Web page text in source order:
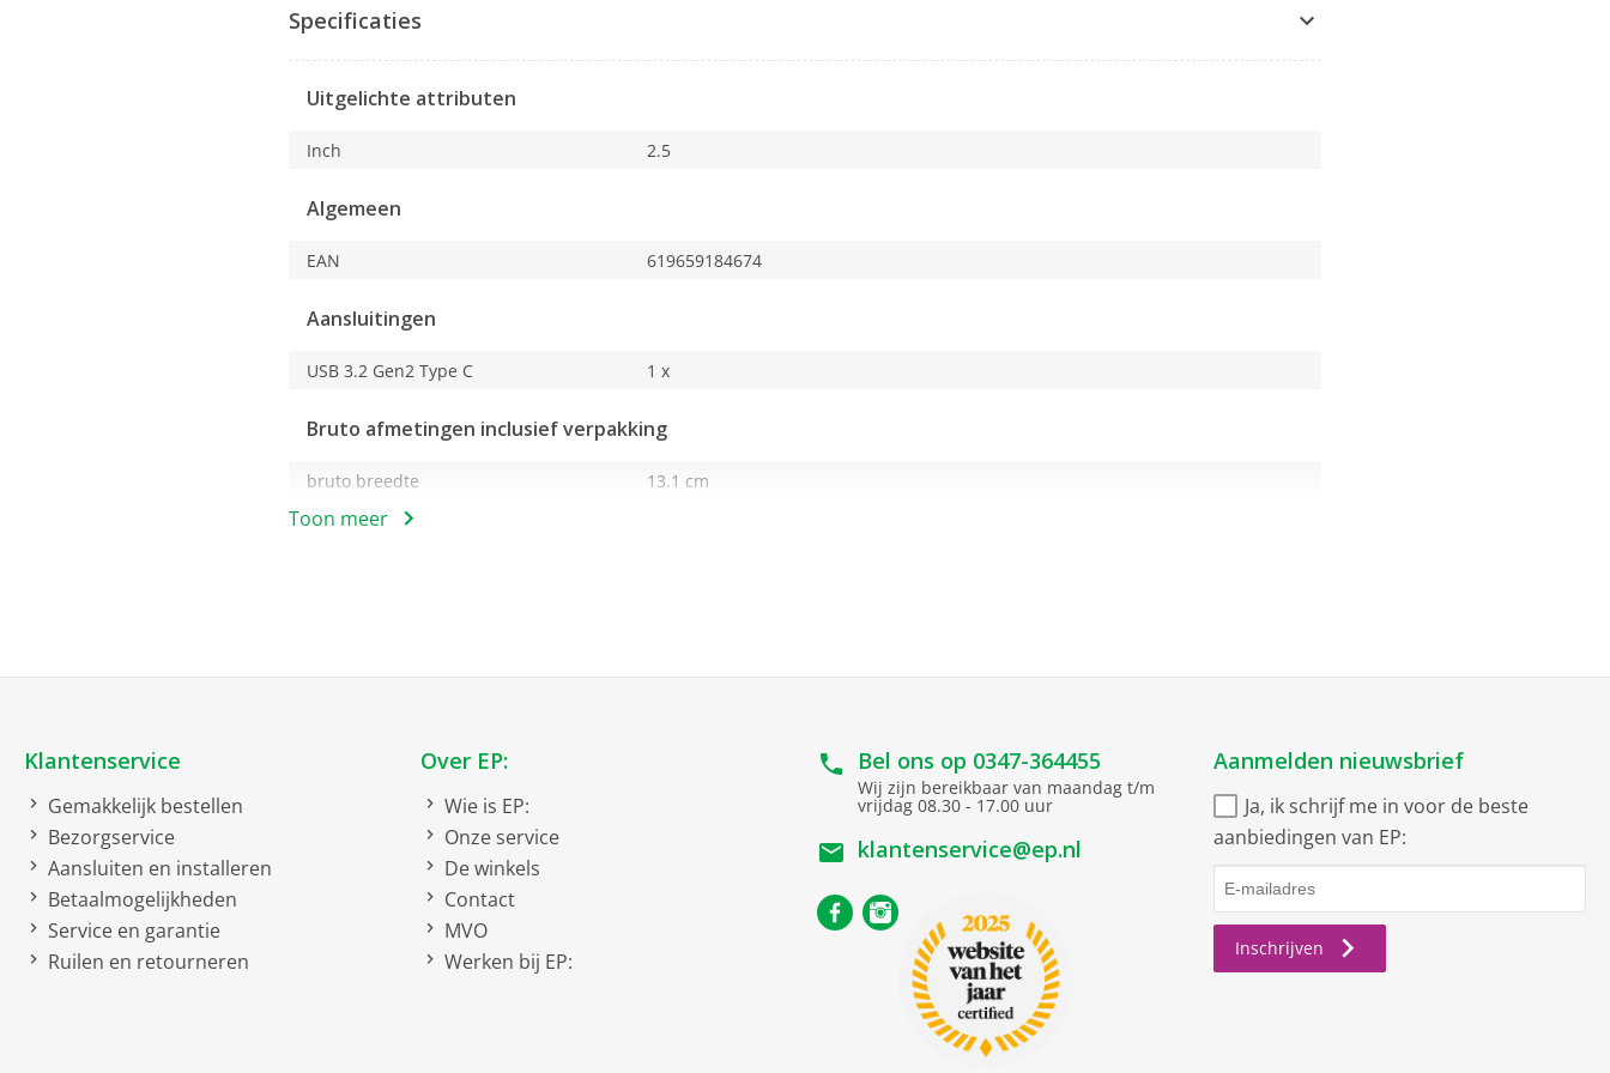
actie
opent
u
modaal
Specificaties
Uitgelichte attributen
Inch 2.5
Algemeen
EAN 619659184674
Aansluitingen
USB 3.2 Gen2 Type C 1 x
Bruto afmetingen inclusief verpakking
bruto breedte
13.1 cm
bruto hoogte
Toon meer
Klantenservice
Gemakkelijk bestellen
Bezorgservice
Aansluiten en installeren
Betaalmogelijkheden
Service en garantie
Ruilen en retourneren
Over EP:
Wie is EP:
Onze service
De winkels
Contact
MVO
Werken bij EP:
Bel ons op 0347-364455
Wij zijn bereikbaar van maandag t/m
vrijdag 08.30 - 17.00 uur
klantenservice@ep.nl
Aanmelden nieuwsbrief
Ja, ik schrijf me in voor de beste
aanbiedingen van EP:
Inschrijven